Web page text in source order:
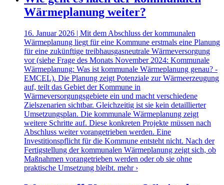
Wärmeplanung weiter?
16. Januar 2026 | Mit dem Abschluss der kommunalen
Wärmeplanung liegt für eine Kommune erstmals eine Planung
für eine zukünftige treibhausgasneutrale Wärmeversorgung
vor (siehe Frage des Monats November 2024: Kommunale
Wärmeplanung: Was ist kommunale Wärmeplanung genau? -
EMCEL). Die Planung zeigt Potenziale zur Wärmeerzeugung
auf, teilt das Gebiet der Kommune in
Wärmeversorgungsgebiete ein und macht verschiedene
Zielszenarien sichtbar. Gleichzeitig ist sie kein detaillierter
Umsetzungsplan. Die kommunale Wärmeplanung zeigt
weitere Schritte auf. Diese konkreten Projekte müssen nach
Abschluss weiter vorangetrieben werden. Eine
Investitionspflicht für die Kommune entsteht nicht. Nach der
Fertigstellung der kommunalen Wärmeplanung zeigt sich, ob
Maßnahmen vorangetrieben werden oder ob sie ohne
praktische Umsetzung bleibt. mehr ›